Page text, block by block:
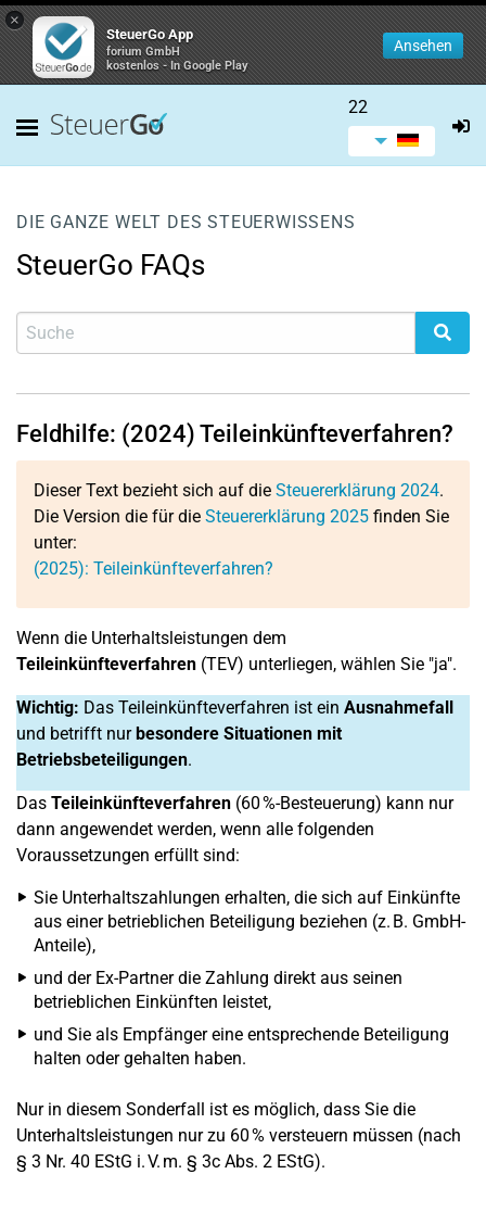
×
SteuerGo App
forium GmbH
kostenlos - In Google Play
Ansehen
22
DIE GANZE WELT DES STEUERWISSENS
SteuerGo FAQs
Feldhilfe: (2024) Teileinkünfteverfahren?
Dieser Text bezieht sich auf die Steuererklärung 2024.
Die Version die für die Steuererklärung 2025 finden Sie
unter:
(2025): Teileinkünfteverfahren?
Wenn die Unterhaltsleistungen dem
Teileinkünfteverfahren (TEV) unterliegen, wählen Sie "ja".
Wichtig: Das Teileinkünfteverfahren ist ein Ausnahmefall
und betrifft nurbesondere Situationen mit
Betriebsbeteiligungen.
Das Teileinkünfteverfahren (60 %-Besteuerung) kann nur
dann angewendet werden, wenn alle folgenden
Voraussetzungen erfüllt sind:
Sie Unterhaltszahlungen erhalten, die sich auf Einkünfte
aus einer betrieblichen Beteiligung beziehen (z. B. GmbH-
Anteile),
und der Ex-Partner die Zahlung direkt aus seinen
betrieblichen Einkünften leistet,
und Sie als Empfänger eine entsprechende Beteiligung
halten oder gehalten haben.
Nur in diesem Sonderfall ist es möglich, dass Sie die
Unterhaltsleistungen nur zu 60 % versteuern müssen (nach
§ 3 Nr. 40 EStG i. V. m. § 3c Abs. 2 EStG).